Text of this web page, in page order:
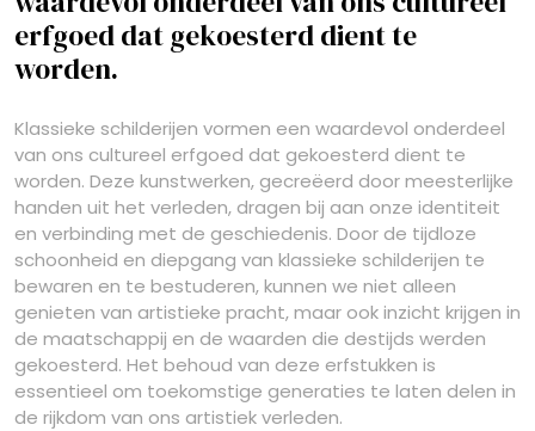
erfgoed dat gekoesterd dient te
worden.
Klassieke schilderijen vormen een waardevol onderdeel
van ons cultureel erfgoed dat gekoesterd dient te
worden. Deze kunstwerken, gecreëerd door meesterlijke
handen uit het verleden, dragen bij aan onze identiteit
en verbinding met de geschiedenis. Door de tijdloze
schoonheid en diepgang van klassieke schilderijen te
bewaren en te bestuderen, kunnen we niet alleen
genieten van artistieke pracht, maar ook inzicht krijgen in
de maatschappij en de waarden die destijds werden
gekoesterd. Het behoud van deze erfstukken is
essentieel om toekomstige generaties te laten delen in
de rijkdom van ons artistiek verleden.